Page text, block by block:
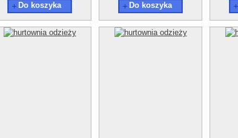
Do koszyka Do koszyka